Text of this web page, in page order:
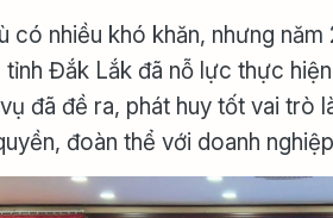
có nhiều khó khăn, nhưng
tỉnh Đắk Lắk đã nỗ lực thực
đã đề ra, phát huy tốt vai trò
đoàn thể với doanh